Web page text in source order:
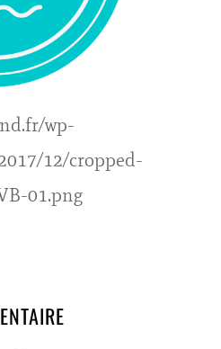
wp-
12/cropped-
01.png